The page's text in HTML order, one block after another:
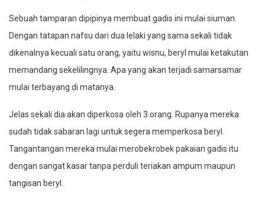
Sebuah tamparan dipipinya membuat gadis ini mulai siuman.
Dengan tatapan nafsu dari dua lelaki yang sama sekali tidak
dikenalnya kecuali satu orang, yaitu wisnu, beryl mulai ketakutan
memandang sekelilingnya. Apa yang akan terjadi samarsamar
mulai terbayang di matanya.
Jelas sekali dia akan diperkosa oleh 3 orang. Rupanya mereka
sudah tidak sabaran lagi untuk segera memperkosa beryl.
Tangantangan mereka mulai merobekrobek pakaian gadis itu
dengan sangat kasar tanpa perduli teriakan ampum maupun
tangisan beryl.